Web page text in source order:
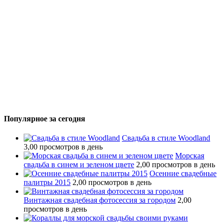
Популярное за сегодня
Свадьба в стиле Woodland
3,00 просмотров в день
Морская
свадьба в синем и зеленом цвете 2,00 просмотров в день
Осенние свадебные
палитры 2015 2,00 просмотров в день
Винтажная свадебная фотосессия за городом 2,00
просмотров в день